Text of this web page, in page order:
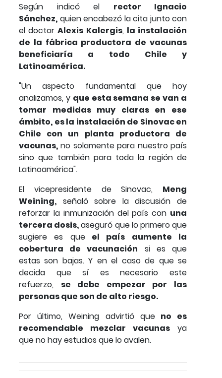
Según indicó el rector Ignacio
Sánchez, quien encabezó la cita junto con
el doctorAlexis Kalergis, la instalación
de la fábrica productora de vacunas
beneficiaría a todo Chile y
Latinoamérica.
"Un aspecto fundamental que hoy
analizamos, y que esta semana se van a
tomar medidas muy claras en ese
ámbito, es la instalación de Sinovac en
Chile con un planta productora de
vacunas, no solamente para nuestro país
sino que también para toda la región de
Latinoamérica".
El vicepresidente de Sinovac, Meng
Weining, señaló sobre la discusión de
reforzar la inmunización del país con una
tercera dosis,aseguró que lo primero que
sugiere es queel país aumente la
cobertura de vacunación si es que
estas son bajas. Y en el caso de que se
decida que sí es necesario este
refuerzo, se debe empezar por las
personas que son de alto riesgo.
Por último, Weining advirtió queno es
recomendable mezclar vacunas ya
que no hay estudios que lo avalen.